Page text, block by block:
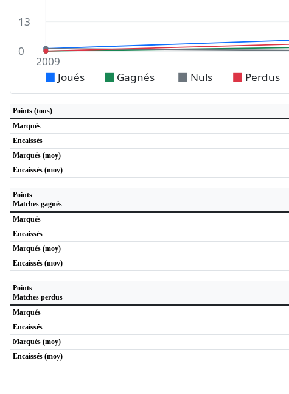
13
0
2009
Joués Gagnés Nuls Perdus
Points (tous)
Marqués
Encaissés
Marqués (moy)
Encaissés (moy)
Points
Matches gagnés
Marqués
Encaissés
Marqués (moy)
Encaissés (moy)
Points
Matches perdus
Marqués
Encaissés
Marqués (moy)
Encaissés (moy)